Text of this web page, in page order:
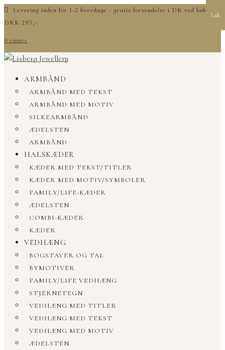
Levering inden for 1-2 hverdage - gratis forsendelse i DK ved køb over
DKK 295,-
0 emner
ARMBÅND
ARMBÅND MED TEKST
ARMBÅND MED MOTIV
SILKEARMBÅND
ÆDELSTEN
ARMBÅND
HALSKÆDER
KÆDER MED TEKST/TITLER
KÆDER MED MOTIV/SYMBOLER
FAMILY/LIFE-KÆDER
ÆDELSTEN
COMBI-KÆDER
KÆDER
VEDHÆNG
BOGSTAVER OG TAL
BYMOTIVER
FAMILY/LIFE VEDHÆNG
STJERNETEGN
VEDHÆNG MED TITLER
VEDHÆNG MED TEKST
VEDHÆNG MED MOTIV
ÆDELSTEN
Luk